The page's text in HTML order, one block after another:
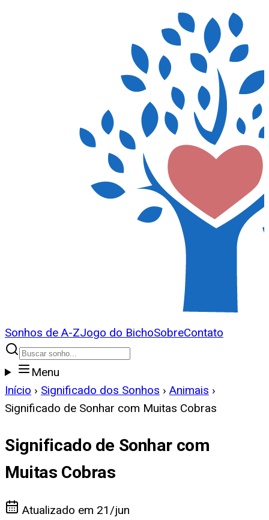
Sonhos de A-ZJogo do BichoSobreContato
Menu
Início › Significado dos Sonhos › Animais ›
Significado de Sonhar com Muitas Cobras
Significado de Sonhar com
Muitas Cobras
Atualizado em 21/jun